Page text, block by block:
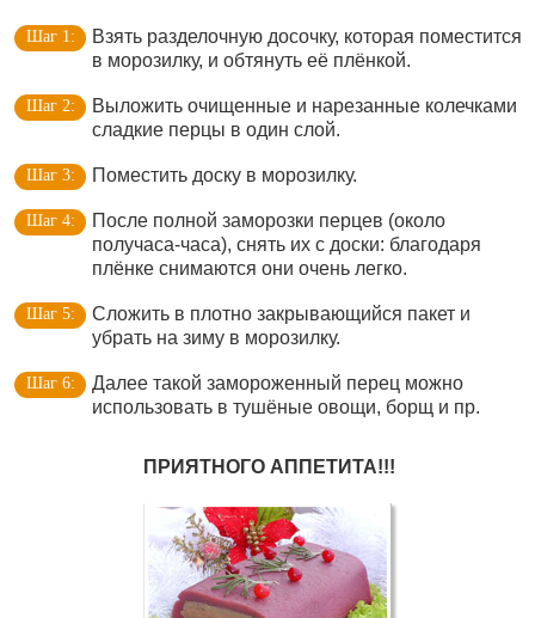
Взять разделочную досочку, которая поместится
в морозилку, и обтянуть её плёнкой.
Выложить очищенные и нарезанные колечками
сладкие перцы в один слой.
Поместить доску в морозилку.
После полной заморозки перцев (около
получаса-часа), снять их с доски: благодаря
плёнке снимаются они очень легко.
Сложить в плотно закрывающийся пакет и
убрать на зиму в морозилку.
Далее такой замороженный перец можно
использовать в тушёные овощи, борщ и пр.
ПРИЯТНОГО АППЕТИТА!!!